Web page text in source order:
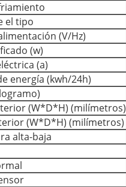
el tipo
(V/Hz)
(w)
(a)
energía (kwh/24h)
(W*D*H) (milímetros)
(W*D*H) (milímetros)
alta-baja